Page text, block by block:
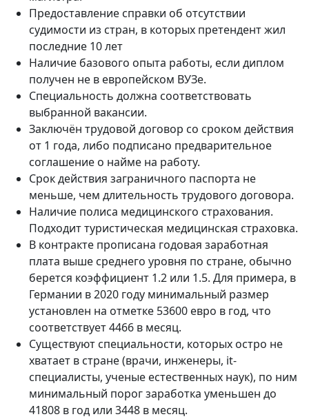
Предоставление справки об отсутствии
судимости из стран, в которых претендент жил
последние 10 лет
Наличие базового опыта работы, если диплом
получен не в европейском ВУЗе.
Специальность должна соответствовать
выбранной вакансии.
Заключён трудовой договор со сроком действия
от 1 года, либо подписано предварительное
соглашение о найме на работу.
Срок действия заграничного паспорта не
меньше, чем длительность трудового договора.
Наличие полиса медицинского страхования.
Подходит туристическая медицинская страховка.
В контракте прописана годовая заработная
плата выше среднего уровня по стране, обычно
берется коэффициент 1.2 или 1.5. Для примера, в
Германии в 2020 году минимальный размер
установлен на отметке 53600 евро в год, что
соответствует 4466 в месяц.
Существуют специальности, которых остро не
хватает в стране (врачи, инженеры, it-
специалисты, ученые естественных наук), по ним
минимальный порог заработка уменьшен до
41808 в год или 3448 в месяц.